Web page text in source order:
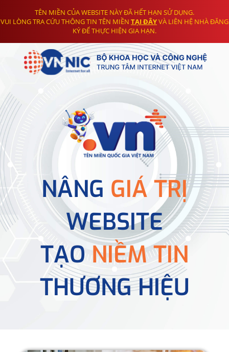
TÊN MIỀN CỦA WEBSITE NÀY ĐÃ HẾT HẠN SỬ DỤNG.
VUI LÒNG TRA CỨU THÔNG TIN TÊN MIỀN TẠI ĐÂYVÀ LIÊN HỆ NHÀ ĐĂNG
KÝ ĐỂ THỰC HIỆN GIA HẠN.
NÂNG GIÁ TRỊ
WEBSITE
TẠONIỀM TIN
THƯƠNG HIỆU